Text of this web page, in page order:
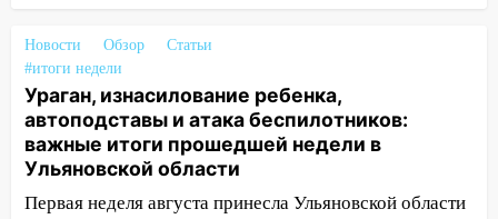
07:50
Какая погоды будет днем 8
августа
06:45 Императорский мост в
Ульяновске останется закрытым до
утра 10 августа
05:18 Судьба готовит сюрприз: гороскоп
Новости Обзор
Статьи
#итоги недели
Ураган, изнасилование ребенка,
автоподставы и атака беспилотников:
важные итоги прошедшей недели в
Ульяновской области
Первая неделя августа принесла Ульяновской области